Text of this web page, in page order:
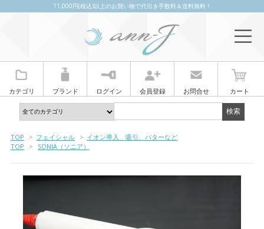
11,000円(税込)以上のお買い物で代引き手数料＆送料無料！
カテゴリ ブランド ログイン 会員登録 お問合せ カート
TOP > フェイシャル > イオン導入 吸引、パターなど
TOP
> SONIA（ソニア）